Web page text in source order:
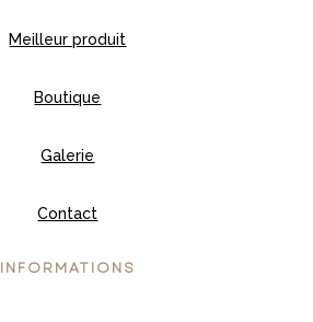
Meilleur produit
Boutique
Galerie
Contact
INFORMATIONS